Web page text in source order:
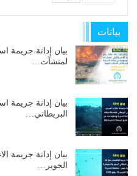
بيانات
بيان إدانة جريمة
لمنشآت…
بيان إدانة جريمة
البريطاني…
الجوير…